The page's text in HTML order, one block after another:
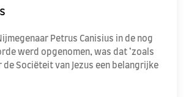
Petrus Canisius in de nog
werd opgenomen, was dat ‘zoals
de Sociëteit van Jezus een belangrijke